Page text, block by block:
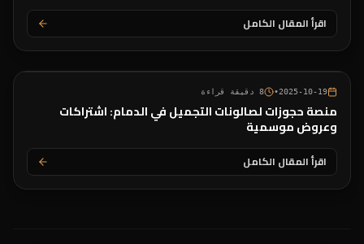
اقرأ المقال الكامل
2025-10-19
•
8 دقيقة قراءة
منصة حجوزات لصالونات التجميل في الدمام: اشتراكات
وعروض موسمية
اقرأ المقال الكامل